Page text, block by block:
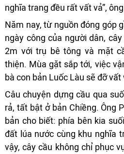
nghĩa trang đều rất vất vả”,
Năm nay, từ nguồn đóng góp
ngày công của người dân,
2m với trụ bê tông và mặt
thiện. Mùa gặt sắp tới, việc
bà con bản Luốc Làu sẽ đỡ vất
Câu chuyện dựng cầu qua
rả, tất bật ở bản Chiềng. Ông
bản cho biết: phía bên kia
đất lúa nước cùng khu nghĩa
vậy, cây cầu không chỉ phục